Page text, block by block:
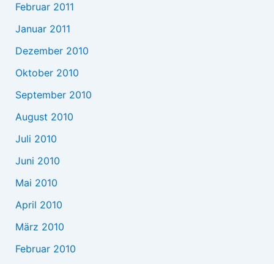
Februar 2011
Januar 2011
Dezember 2010
Oktober 2010
September 2010
August 2010
Juli 2010
Juni 2010
Mai 2010
April 2010
März 2010
Februar 2010